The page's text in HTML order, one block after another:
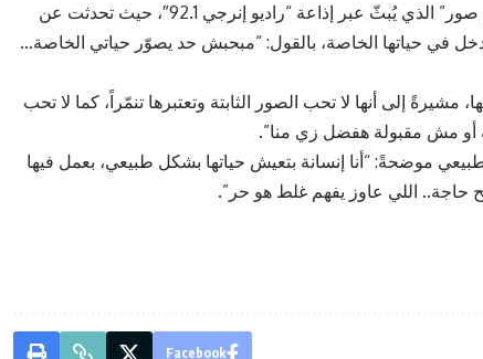
حلّت الفنانة غادة عادل ضيفةً على برنامج “ألبوم صور” الذي يُبثّ عبر إذاعة “راديو إنرجي 92.1″، حيث تحدثت عن
في حياتها الخاصة، بالقول: “مبحبش حد يصوّر حياتي الخاصة…
إلى أنها لا تحب الصور الثابتة وتعتبرها تنمّراً، كما لا تحب
أو مش مقبولة هفضل زي منا”.
موضحةً: “أنا إنسانة بتعيش حياتها بشكل طبيعي، بعمل فيها
اللي عاوز يفهم غلط هو حر”.
Facebook